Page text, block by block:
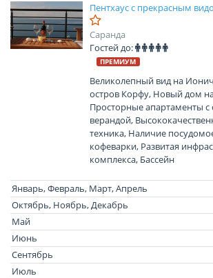
Пентхаус с прекрасным
Саранда
Гостей до:
ПРЕМИУМ
Великолепный вид на
остров Корфу, Новый дом
Просторные апартаменты
верандой,
техника, Наличие
кофеварки, Развитая
комплекса, Бассейн
Январь, Февраль, Март, Апрель
Октябрь, Ноябрь, Декабрь
Май
Июнь
Сентябрь
Июль